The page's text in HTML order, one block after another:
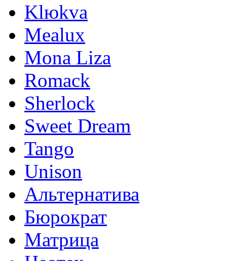
Klюkva
Mealux
Mona Liza
Romack
Sherlock
Sweet Dream
Tango
Unison
Альтернатива
Бюрократ
Матрица